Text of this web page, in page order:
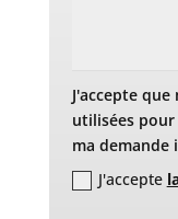
J'accepte
utilisées
ma demande
J'accepte